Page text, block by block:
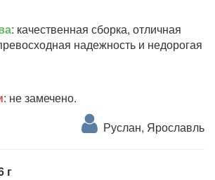
: качественная сборка, отличная
надежность и недорогая
: не замечено.
Руслан, Ярославль
г